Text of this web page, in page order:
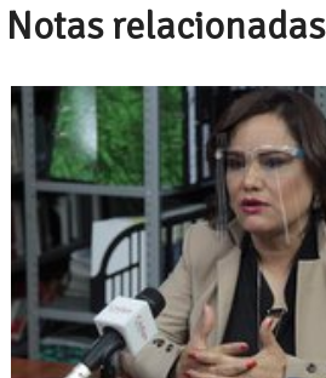
Notas relacionadas